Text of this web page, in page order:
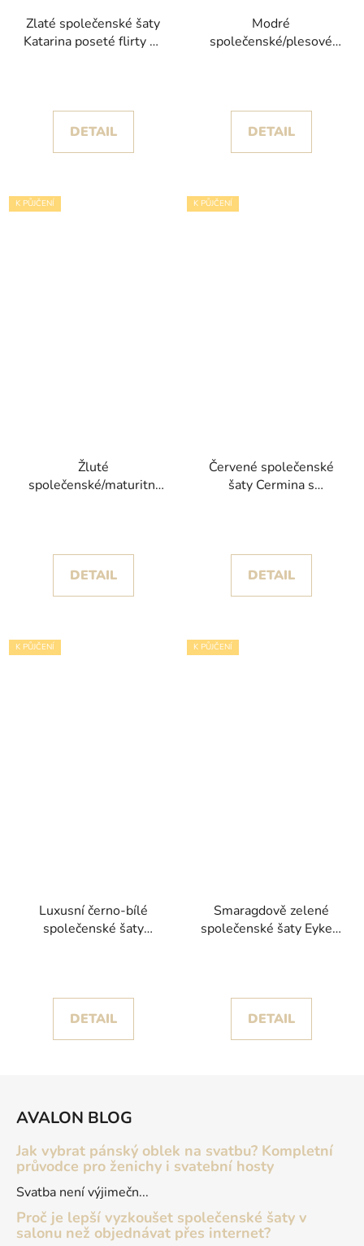
Zlaté společenské šaty
Katarina poseté flirty se
DETAIL
Modré
společenské/plesové
DETAIL
K PŮJČENÍ
Žluté
společenské/maturitní
DETAIL
K PŮJČENÍ
Červené společenské
šaty Cermina s
DETAIL
K PŮJČENÍ
Luxusní černo-bílé
společenské šaty
DETAIL
K PŮJČENÍ
Smaragdově zelené
společenské šaty Eyke s
DETAIL
AVALON BLOG
Jak vybrat pánský oblek na svatbu? Kompletní
průvodce pro ženichy i svatební hosty
Svatba není výjimečn...
Proč je lepší vyzkoušet společenské šaty v
salonu než objednávat přes internet?